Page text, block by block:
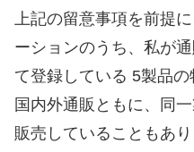
上記の留意事項を前提
ーションのうち、私が
て登録している 5製品の
国内外通販ともに、同
販売していることもあ